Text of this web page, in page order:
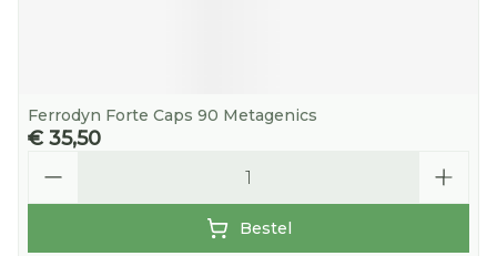
Ferrodyn Forte Caps 90 Metagenics
€ 35,50
Bestel